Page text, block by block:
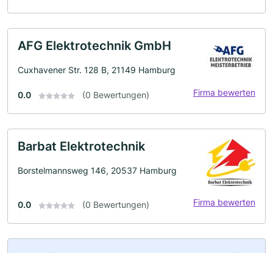
AFG Elektrotechnik GmbH
Cuxhavener Str. 128 B, 21149 Hamburg
0.0 (0 Bewertungen) Firma bewerten
Barbat Elektrotechnik
Borstelmannsweg 146, 20537 Hamburg
0.0 (0 Bewertungen) Firma bewerten